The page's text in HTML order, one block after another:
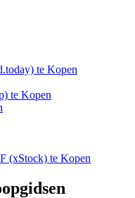
te Kopen
te Kopen
(xStock) te Kopen